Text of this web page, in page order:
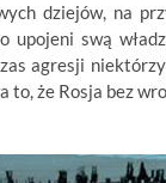
dziejów, na
upojeni swą
agresji
to, że Rosja bez